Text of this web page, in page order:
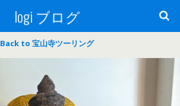
logi ブログ
Back to 宝山寺ツーリング